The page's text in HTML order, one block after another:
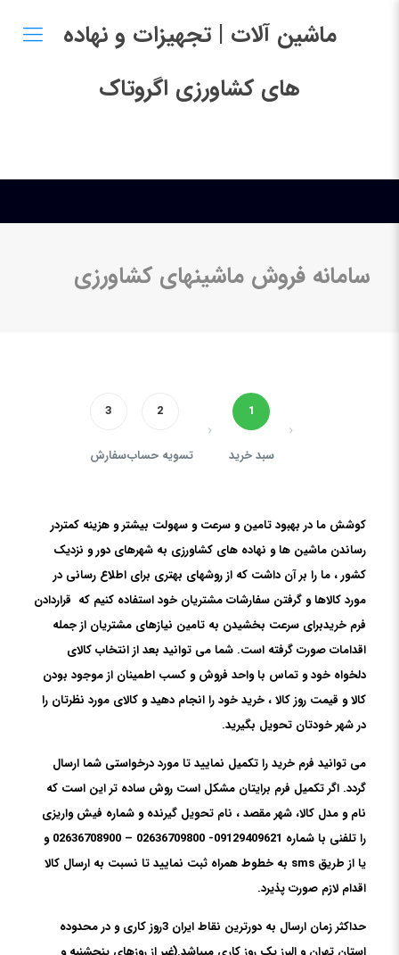
ماشین آلات | تجهیزات و نهاده
های کشاورزی اگروتاک
سامانه فروش ماشینهای کشاورزی
1
سبد خرید
2
تسویه حساب
3
سفارش
کوشش ما در بهبود تامین و سرعت و سهولت بیشتر و هزینه کمتردر
رساندن ماشین ها و نهاده های کشاورزی به شهرهای دور و نزدیک
کشور ، ما را بر آن داشت که از روشهای بهتری برای اطلاع رسانی در
مورد کالاها و گرفتن سفارشات مشتریان خود استفاده کنیم که قراردادن
فرم خریدبرای سرعت بخشیدن به تامین نیازهای مشتریان از جمله
اقدامات صورت گرفته است. شما می توانید بعد از انتخاب کالای
دلخواه خود و تماس با واحد فروش و کسب اطمینان از موجود بودن
کالا و قیمت روز کالا ، خرید خود را انجام دهید و کالای مورد نظرتان را
در شهر خودتان تحویل بگیرید.
می توانید فرم خرید را تکمیل نمایید تا مورد درخواستی شما ارسال
گردد. اگر تکمیل فرم برایتان مشکل است روش ساده تر این است که
نام و مدل کالا، شهر مقصد ، نام تحویل گیرنده و شماره فیش واریزی
را تلفنی با شماره 09129409621- 02636709800 – 02636708900 و
یا از طریق sms به خطوط همراه ثبت نمایید تا نسبت به ارسال کالا
اقدام لازم صورت پذیرد.
حداکثر زمان ارسال به دورترین نقاط ایران 3روز کاری و در محدوده